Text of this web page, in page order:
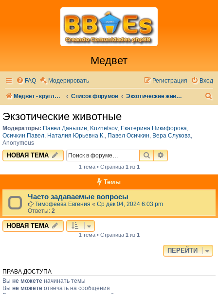
Медвет
FAQ Модерировать Вход
Регистрация
Медвет - круглосуточная ветеринарная клиника в Москве Список форумов Экзотические животные
Экзотические животные
Модераторы: Павел Даньшин, Kuznetsov, Екатерина Никифорова,
Осичкин Павел, Наталия Юрьевна К., Павел Осичкин, Вера Слукова,
Anonymous
НОВАЯ ТЕМА ПОИСКРАСШИРЕННЫЙ
1 тема • Страница 1из 1
Темы
Часто задаваемые вопросы
Тимофеева Евгения « Ср дек 04, 2024 6:03 pm
Ответы: 2
НОВАЯ ТЕМА
1 тема • Страница 1 из 1
ПЕРЕЙТИ
ПРАВА ДОСТУПА
Вы не можете начинать темы
Вы не можете отвечать на сообщения